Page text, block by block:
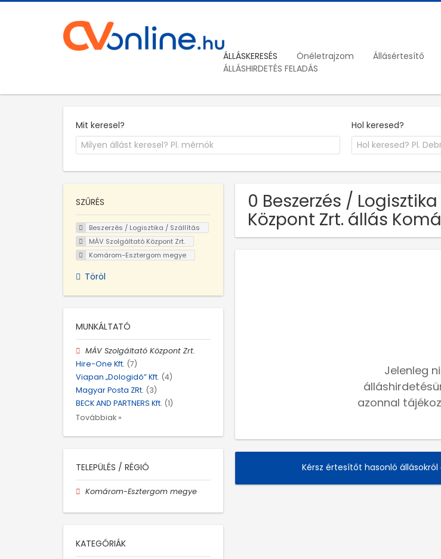
ÁLLÁSKERESÉS Önéletrajzom Állásértesítő
ÁLLÁSHIRDETÉS FELADÁS
Mit keresel? Hol keresed?
0 Beszerzés /
Központ Zrt. állás
Jelenleg
azonnal
Kérsz értesítőt hasonló
SZŰRÉS
Beszerzés / Logisztika / Szállítás
MÁV Szolgáltató Központ Zrt.
Komárom-Esztergom megye
Töröl
MUNKÁLTATÓ
MÁV Szolgáltató Központ Zrt.
Hire-One Kft. (7)
Viapan „Dologidő” Kft. (4)
Magyar Posta ZRt. (3)
BECK AND PARTNERS Kft. (1)
Továbbiak »
TELEPÜLÉS / RÉGIÓ
Komárom-Esztergom megye
KATEGÓRIÁK